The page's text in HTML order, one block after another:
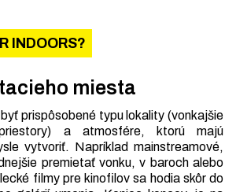
INDOORS?
miesta
prispôsobené typu lokality (vonkajšie
a atmosfére, ktorú majú
vytvoriť. Napríklad mainstreamové,
premietať vonku, v baroch alebo
filmy pre kinofilov sa hodia skôr do